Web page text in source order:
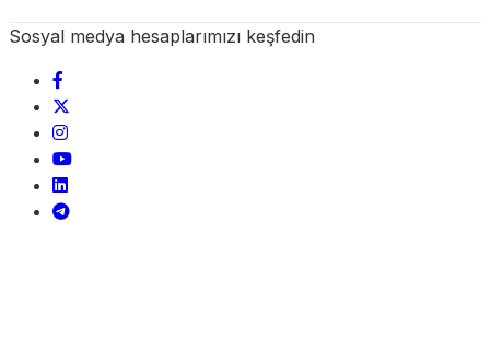
Sosyal medya hesaplarımızı keşfedin